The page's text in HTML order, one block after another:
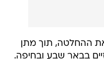
ההחלטה, תוך מתן
בבאר שבע ובחיפה.